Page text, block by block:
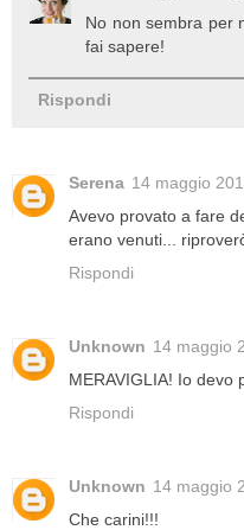
No non sembra per
fai sapere!
Rispondi
Serena 14 maggio
Avevo provato a fare
erano venuti...
Rispondi
Unknown 14 maggio
MERAVIGLIA! Io devo
Rispondi
Unknown 14 maggio
Che carini!!!